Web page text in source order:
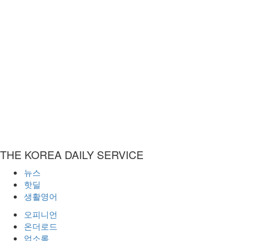
THE KOREA DAILY SERVICE
뉴스
핫딜
생활영어
오피니언
온더로드
업소록